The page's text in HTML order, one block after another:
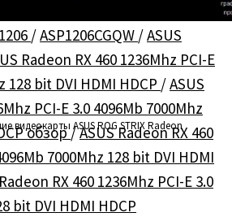
видеокарты ASUS ROG STRIX Radeon
/ASP1206CGQW /ASUS
Radeon RX 460 1236Mhz PCI-E
128 bit DVI HDMI HDCP /ASUS
PCI-E 3.0 4096Mb 7000Mhz
обзор/ASUS Radeon RX 460
7000Mhz 128 bit DVI HDMI
RX 460 1236Mhz PCI-E 3.0
bit DVI HDMI HDCP